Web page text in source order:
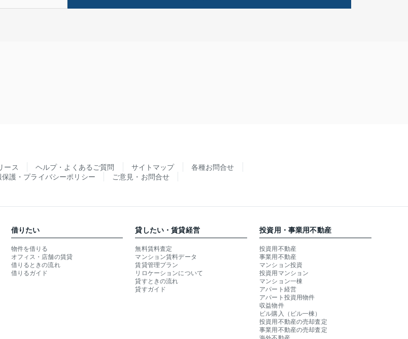
ース ヘルプ・よくあるご質問 サイトマップ
各種お問合せ
護・プライバシーポリシー ご意見・お問合せ
借りたい
物件を借りる
オフィス・店舗の賃貸
借りるときの流れ
借りるガイド
貸したい・賃貸経営
無料賃料査定
マンション賃料データ
賃貸管理プラン
リロケーションについて
貸すときの流れ
貸すガイド
投資用・事業用不動産
投資用不動産
事業用不動産
マンション投資
投資用マンション
マンション一棟
アパート経営
アパート投資用物件
収益物件
ビル購入（ビル一棟）
投資用不動産の売却査定
事業用不動産の売却査定
海外不動産